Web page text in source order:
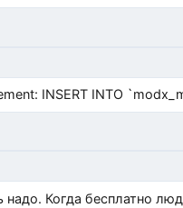
INSERT INTO
Когда бесплатно